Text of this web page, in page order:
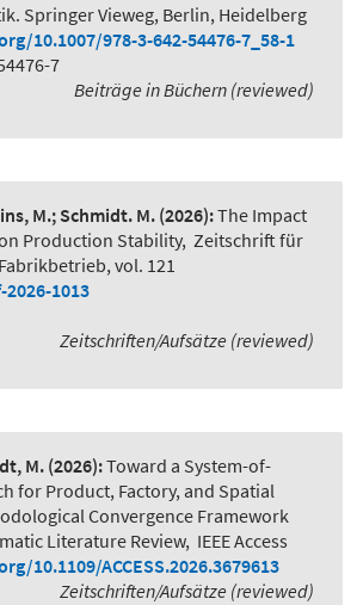
Springer Vieweg, Berlin, Heidelberg
10.1007/978-3-642-54476-7_58-1
7
Beiträge in Büchern (reviewed)
M.; Schmidt. M. (2026):The Impact
Production Stability, Zeitschrift für
vol. 121
1013
Zeitschriften/Aufsätze (reviewed)
M. (2026):Toward a System-of-
for Product, Factory, and Spatial
Convergence Framework
Literature Review, IEEE Access
10.1109/ACCESS.2026.3679613
Zeitschriften/Aufsätze (reviewed)